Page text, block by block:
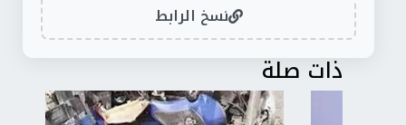
نسخ الرابط
ذات صلة